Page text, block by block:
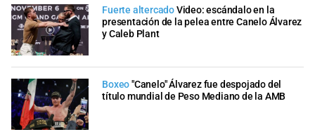
Fuerte altercadoVideo: escándalo en la
presentación de la pelea entre Canelo Álvarez
y Caleb Plant
Boxeo"Canelo" Álvarez fue despojado del
título mundial de Peso Mediano de la AMB